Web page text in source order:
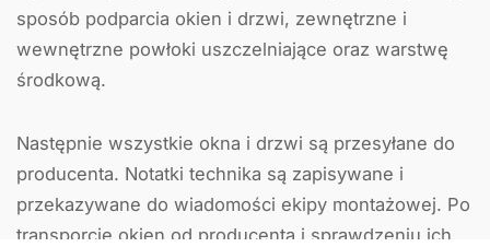
sposób podparcia okien i drzwi, zewnętrzne i
wewnętrzne powłoki uszczelniające oraz warstwę
środkową.
Następnie wszystkie okna i drzwi są przesyłane do
producenta. Notatki technika są zapisywane i
przekazywane do wiadomości ekipy montażowej. Po
transporcie okien od producenta i sprawdzeniu ich